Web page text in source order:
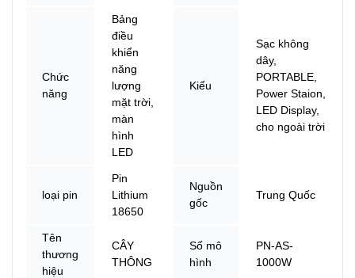
Chức
năng
Bảng
điều
khiển
năng
lượng
mặt trời,
màn
hình
LED
Kiểu
Sạc không
dây,
PORTABLE,
Power Staion,
LED Display,
cho ngoài trời
loại pin
Pin
Lithium
18650
Nguồn
gốc
Trung Quốc
Tên
thương
hiệu
CÂY
THÔNG
Số mô
hình
PN-AS-
1000W